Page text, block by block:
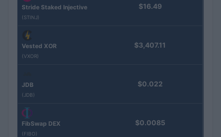
Stride Staked Injective
(STINJ)
$16.49
Vested XOR
(VXOR)
$3,407.11
JDB
(JDB)
$0.022
FibSwap DEX
(FIBO)
$0.0085